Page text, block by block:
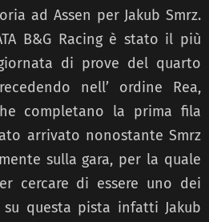
ad Assen per Jakub Smrz.
B&G Racing è stato il più
di prove del quarto
nell’ ordine Rea,
completano la prima fila
arrivato nonostante Smrz
sulla gara, per la quale
cercare di essere uno dei
questa pista infatti Jakub